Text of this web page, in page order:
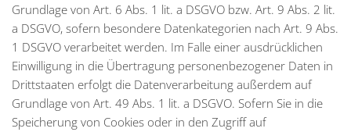
Grundlage von Art. 6 Abs. 1 lit. a DSGVO bzw. Art. 9 Abs. 2 lit.
a DSGVO, sofern besondere Datenkategorien nach Art. 9 Abs.
1 DSGVO verarbeitet werden. Im Falle einer ausdrücklichen
Einwilligung in die Übertragung personenbezogener Daten in
Drittstaaten erfolgt die Datenverarbeitung außerdem auf
Grundlage von Art. 49 Abs. 1 lit. a DSGVO. Sofern Sie in die
Speicherung von Cookies oder in den Zugriff auf